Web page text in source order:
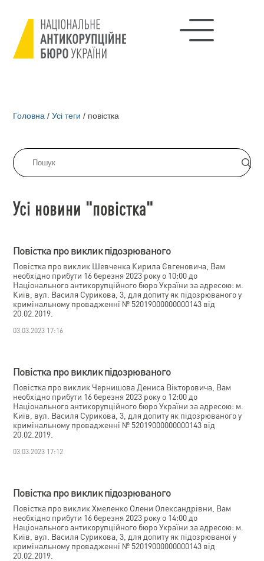
Головна / Усі теги / повістка
Усі новини "повістка"
Повістка про виклик підозрюваного
Повістка про виклик Шевченка Кирила Євгеновича, Вам
необхідно прибути 16 березня 2023 року о 10:00 до
Національного антикорупційного бюро України за адресою: м.
Київ, вул. Василя Сурикова, 3, для допиту як підозрюваного у
кримінальному провадженні № 52019000000000143 від
20.02.2019.
03.03.2023 17:16
Повістка про виклик підозрюваного
Повістка про виклик Чернишова Дениса Вікторовича, Вам
необхідно прибути 16 березня 2023 року о 12:00 до
Національного антикорупційного бюро України за адресою: м.
Київ, вул. Василя Сурикова, 3, для допиту як підозрюваного у
кримінальному провадженні № 52019000000000143 від
20.02.2019.
03.03.2023 17:12
Повістка про виклик підозрюваного
Повістка про виклик Хмеленко Олени Олександрівни, Вам
необхідно прибути 16 березня 2023 року о 14:00 до
Національного антикорупційного бюро України за адресою: м.
Київ, вул. Василя Сурикова, 3, для допиту як підозрюваної у
кримінальному провадженні № 52019000000000143 від
20.02.2019.